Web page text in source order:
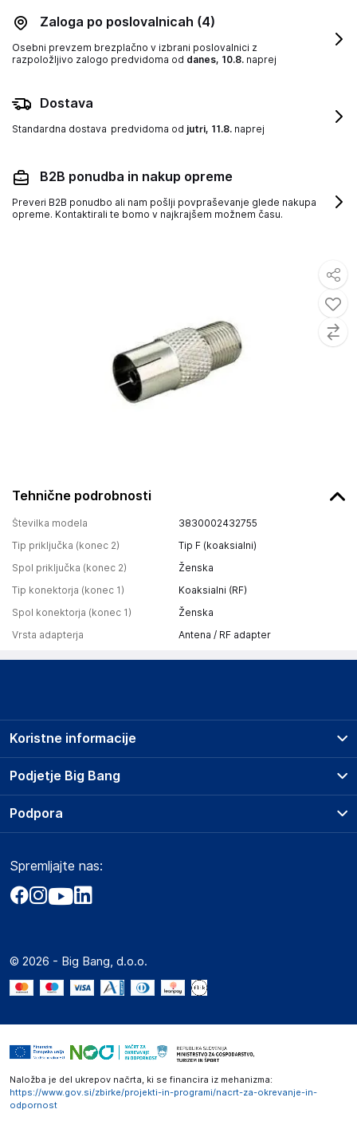
Tehnične podrobnosti
Številka modela
3830002432755
Tip priključka (konec 2)
Tip F (koaksialni)
Spol priključka (konec 2)
Ženska
Tip konektorja (konec 1)
Koaksialni (RF)
Spol konektorja (konec 1)
Ženska
Vrsta adapterja
Antena / RF adapter
Zaloga po poslovalnicah (4)
Osebni prevzem brezplačno v izbrani poslovalnici z
razpoložljivo zalogo predvidoma od danes, 10.8. naprej
Dostava
Standardna dostava predvidoma od jutri, 11.8. naprej
B2B ponudba in nakup opreme
Preveri B2B ponudbo ali nam pošlji povpraševanje glede nakupa
opreme. Kontaktirali te bomo v najkrajšem možnem času.
Podjetje Big Bang
O podjetju
Obvestila za javnost
Akt o digitalnih storitvah
Marketplace za partnerje
Novosti
Koristne informacije
Prodajna mesta
Storitve
Dostava, vnos in odvoz
Zavarovanje izdelkov
Podpora
Marketplace
Kako oddati naročilo?
Spremljajte nas:
© 2026 - Big Bang, d.o.o.
Naložba je del ukrepov načrta, ki se financira iz mehanizma:
https://www.gov.si/zbirke/projekti-in-programi/nacrt-za-okrevanje-in-
odpornost